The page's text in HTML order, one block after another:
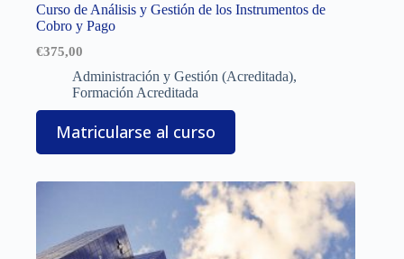
Curso de Análisis y Gestión de los Instrumentos de
Cobro y Pago
€375,00
Administración y Gestión (Acreditada),
Formación Acreditada
Matricularse al curso